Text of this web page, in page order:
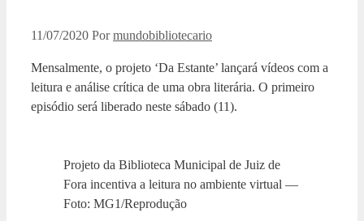
11/07/2020 Pormundobibliotecario
Mensalmente, o projeto ‘Da Estante’ lançará vídeos com a
leitura e análise crítica de uma obra literária. O primeiro
episódio será liberado neste sábado (11).
Projeto da Biblioteca Municipal de Juiz de
Fora incentiva a leitura no ambiente virtual —
Foto: MG1/Reprodução